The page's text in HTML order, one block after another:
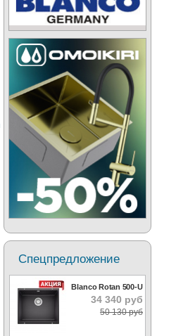
Спецпредложение
Blanco Rotan 500-U
34 340 руб
50 130 руб